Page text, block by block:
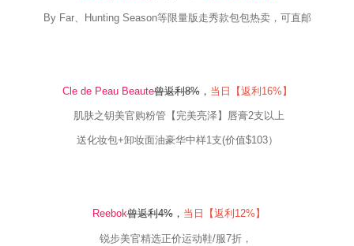
By Far、 Hunting Season等限量版走秀款包包热卖，可直邮
Cle de Peau Beaute曾返利8%， 当日【返利 16% 】
肌肤之钥美官购粉管【完美亮泽】唇膏2支以上
送化妆包+卸妆面油豪华中样1支(价值$103）
Reebok曾返利4%， 当日【返利12% 】
锐步美官精选正价运动鞋/服7折，